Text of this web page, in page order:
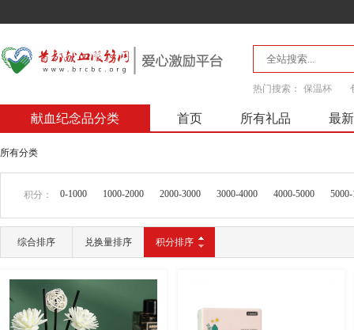
热门搜索： 保温杯
献血纪念品分类 首页 所有礼品 最
所有分类
积分： 0-1000 1000-2000 2000-3000 3000-4000 4000-5000
综合排序 兑换量排序 积分排序